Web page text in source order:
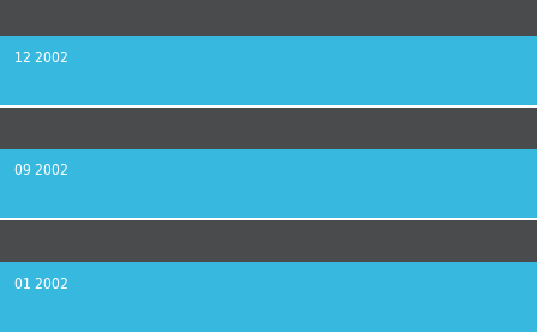
12 2002
09 2002
01 2002